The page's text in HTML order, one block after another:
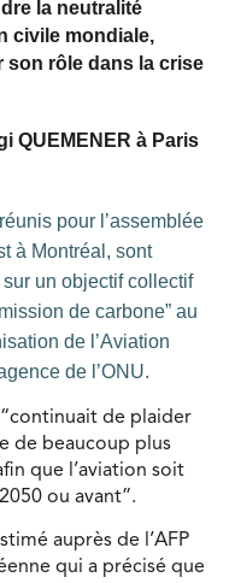
la neutralité
civile mondiale,
rôle dans la crise
QUEMENER à Paris
pour l’assemblée
à Montréal, sont
un objectif collectif
de carbone” au
de l’Aviation
de l’ONU.
de plaider
de beaucoup plus
que l’aviation soit
ou avant”.
auprès de l’AFP
qui a précisé que